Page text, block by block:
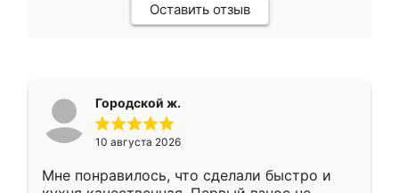
Оставить отзыв
Городской ж.
10 августа 2026
Мне понравилось, что сделали быстро и